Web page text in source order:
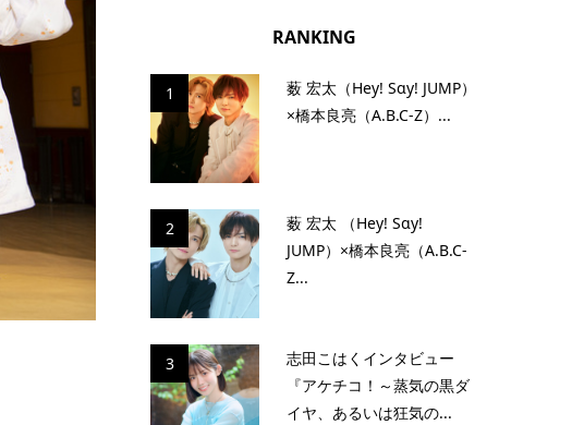
RANKING
1
薮 宏太（Hey! Sɑy! JUMP）
×橋本良亮（A.B.C-Z）...
2
薮 宏太 （Hey! Sɑy!
JUMP）×橋本良亮（A.B.C-
Z...
3
志田こはくインタビュー
『アケチコ！～蒸気の黒ダ
イヤ、あるいは狂気の...